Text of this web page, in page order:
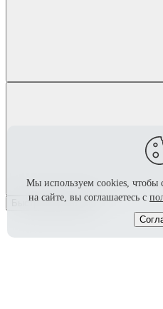
Быстрый просмотр
Мы используем cookies, чтобы
на сайте, вы соглашаетесь с